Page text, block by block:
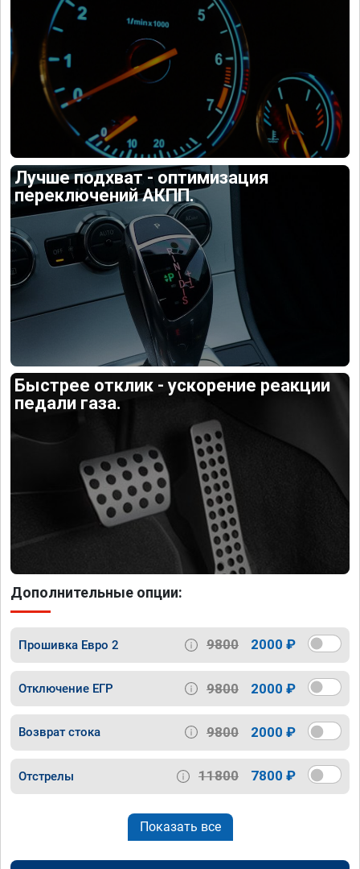
Лучше подхват - оптимизация
переключений АКПП.
Быстрее отклик - ускорение реакции
педали газа.
Дополнительные опции:
Прошивка Евро 2 9800 2000 ₽
Отключение ЕГР 9800 2000 ₽
Возврат стока 9800 2000 ₽
Отстрелы 11800 7800 ₽
Показать все